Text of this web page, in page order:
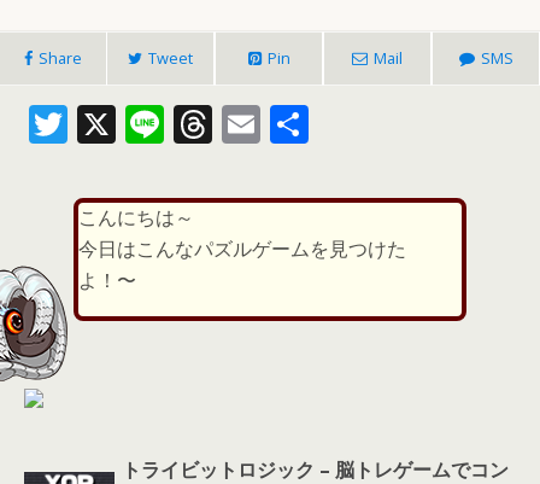
Share Tweet Pin Mail SMS
T
itt
er
X Li
e
T
re
a
s
E
ai
l
こんにちは～
今日はこんなパズルゲームを見つけた
よ！〜
トライビットロジック – 脳トレゲームでコン